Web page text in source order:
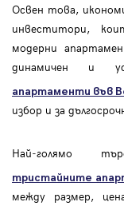
Освен това,
инвеститори,
модерни
динамичен и
апартаменти във
избор и за
Най‑голямо
тристайните
между размер,